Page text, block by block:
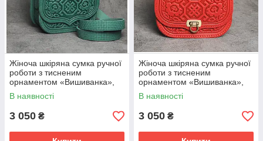
Жіноча шкіряна сумка ручної
роботи з тисненим
орнаментом «Вишиванка»,
бірюзового кольору, 20*21*9
см
В наявності
3 050 ₴
Жіноча шкіряна сумка ручної
роботи з тисненим
орнаментом «Вишиванка»,
червого кольору, 20*21*9 см
В наявності
3 050 ₴